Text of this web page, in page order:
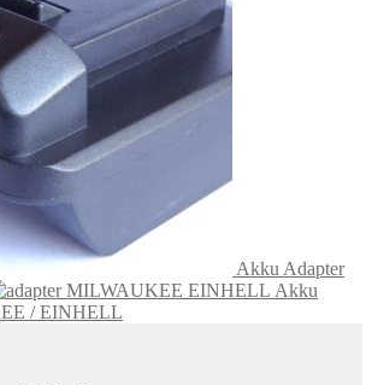
Akku Adapter
Akku
/ EINHELL